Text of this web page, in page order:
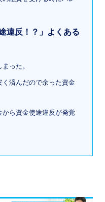
違反！？」よくある
った。
済んだので余った資金
ら資金使途違反が発覚